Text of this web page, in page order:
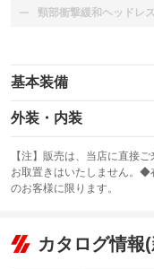
頸部衝撃緩和ヘッドレ
：装備なし
基本装備
エアバッグ：運転席/助
：装備あり
：装備あり
サンルーフ
：装備なし
リフトアップ
：装備なし
外装・内装
カーナビ：メモリーナ
：装備あり
TV：フルセグ
：装備あり
ビジュアル：-／DVD再
：装備あり
【注】販売は、当店に直接
お取置きはいたしません。
のお客様に限ります。
カタログ情報